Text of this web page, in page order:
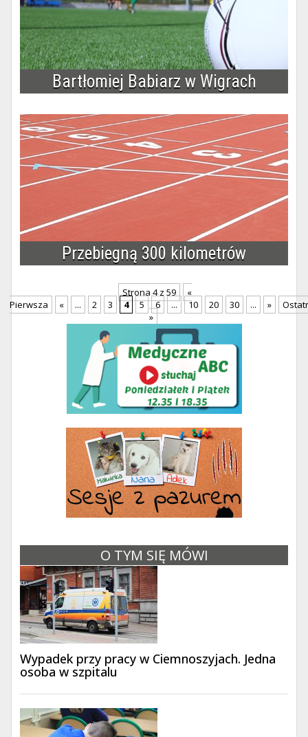
Bartłomiej Babiarz w Wigrach
Przebiegną 300 kilometrów
Strona 4 z 59
«
Pierwsza
« ... 2 3 4 5 6 ... 10 20 30 ... »
»
O TYM SIĘ MÓWI
Wypadek przy pracy w Ciemnoszyjach. Jedna
osoba w szpitalu